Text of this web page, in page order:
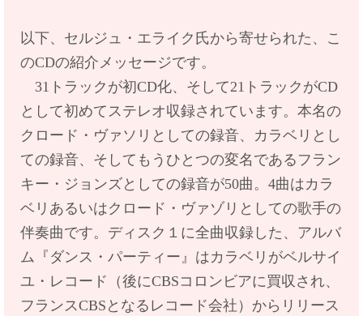
以下、セルジュ・エライク氏から寄せられた、こ
のCDの紹介メッセージです。
31トラックが初CD化、そして21トラックがCD
として初めてステレオ収録されています。本名の
クロード・ヴァソリとしての録音、カラベリとし
ての録音、そしてもうひとつの変名であるフラン
キー・ジョンズとしての録音が50曲。4曲はカラ
ベリあるいはクロード・ヴァゾリとしての歌手の
伴奏曲です。ディスク１に全曲収録した、アルバ
ム『ダンス・パーティー』はカラベリがベルサイ
ユ・レコード（後にCBSコロンビアに買収され、
フランスCBSとなるレコード会社）からリリース